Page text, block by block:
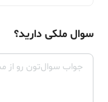
سوال ملکی دارید؟